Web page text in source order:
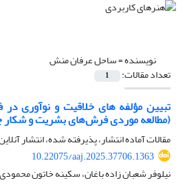
نویسنده =ساحل عرفان منش
تعداد مقالات: 1
تبیین مؤلفه های خلاقیت و نوآوری
(مطالعه موردی فرش‌های بشریت و
مقالات آماده انتشار، پذیرفته شده، انتشار
10.22075/aaj.2025.37706.1363
نیلوفر شعبان زاده باغان، سکینه خاتون